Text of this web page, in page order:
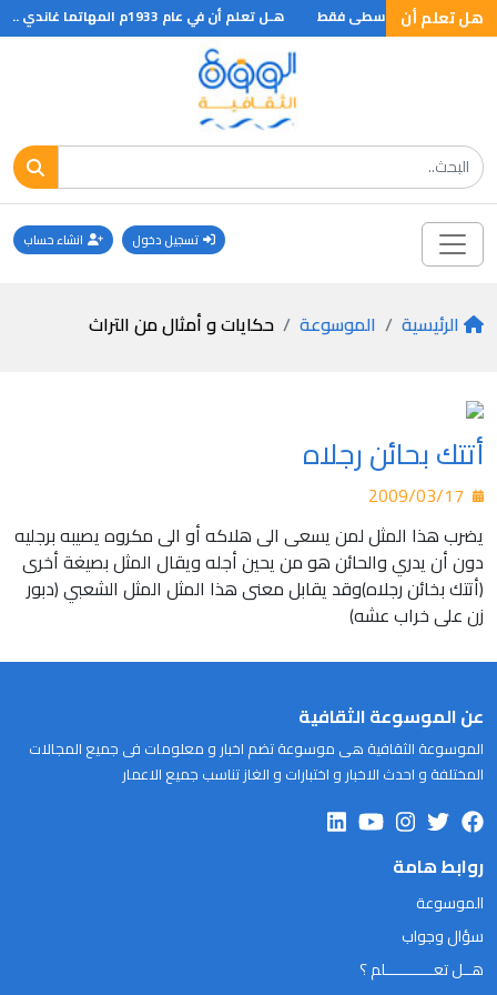
هل تعلم أن
الى العصور الوسطى فقط هـل تعلم أن في عام 1933م المهاتما غاندي .. ؟
تسجيل دخول انشاء حساب
الرئيسية الموسوعة حكايات و أمثال من التراث
أتتك بحائن رجلاه
يضرب هذا المثل لمن يسعى الى هلاكه أو الى مكروه يصيبه برجليه
دون أن يدري والحائن هو من يحين أجله ويقال المثل بصيغة أخرى
(أتتك بخائن رجلاه)وقد يقابل معنى هذا المثل المثل الشعبي (دبور
زن على خراب عشه)
عن الموسوعة الثقافية
الموسوعة الثقافية هى موسوعة تضم اخبار و معلومات فى جميع المجالات
المختلفة و احدث الاخبار و اختبارات و الغاز تناسب جميع الاعمار
روابط هامة
الموسوعة
سؤال وجواب
هــل تعـــــــــــلم ؟